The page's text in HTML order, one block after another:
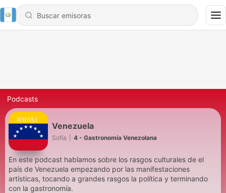
Podcasts
Venezuela
Sofía 4 - Gastronomía Venezolana
En este podcast hablamos sobre los rasgos culturales de el
país de Venezuela empezando por las manifestaciones
artísticas, tocando a grandes rasgos la política y terminando
con la gastronomía.